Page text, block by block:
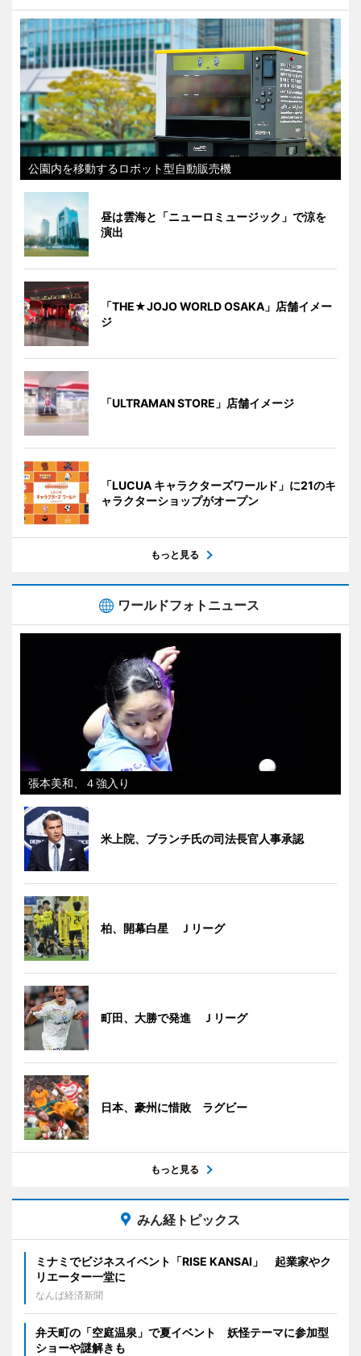
公園内を移動するロボット型自動販売機
昼は雲海と「ニューロミュージック」で涼を
演出
「THE★JOJO WORLD OSAKA」店舗イメー
ジ
「ULTRAMAN STORE」店舗イメージ
「LUCUA キャラクターズワールド」に21のキ
ャラクターショップがオープン
もっと見る
ワールドフォトニュース
張本美和、４強入り
米上院、ブランチ氏の司法長官人事承認
柏、開幕白星 Ｊリーグ
町田、大勝で発進 Ｊリーグ
日本、豪州に惜敗 ラグビー
もっと見る
みん経トピックス
ミナミでビジネスイベント「RISE KANSAI」 起業家やク
リエーター一堂に
なんば経済新聞
弁天町の「空庭温泉」で夏イベント 妖怪テーマに参加型
ショーや謎解きも